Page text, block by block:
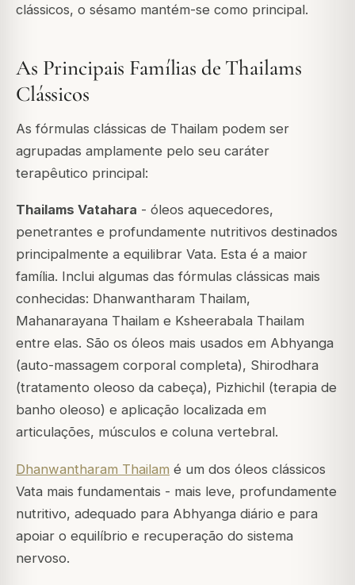
clássicos, o sésamo mantém-se como principal.
As Principais Famílias de Thailams
Clássicos
As fórmulas clássicas de Thailam podem ser
agrupadas amplamente pelo seu caráter
terapêutico principal:
Thailams Vatahara - óleos aquecedores,
penetrantes e profundamente nutritivos destinados
principalmente a equilibrar Vata. Esta é a maior
família. Inclui algumas das fórmulas clássicas mais
conhecidas: Dhanwantharam Thailam,
Mahanarayana Thailam e Ksheerabala Thailam
entre elas. São os óleos mais usados em Abhyanga
(auto-massagem corporal completa), Shirodhara
(tratamento oleoso da cabeça), Pizhichil (terapia de
banho oleoso) e aplicação localizada em
articulações, músculos e coluna vertebral.
Dhanwantharam Thailam é um dos óleos clássicos
Vata mais fundamentais - mais leve, profundamente
nutritivo, adequado para Abhyanga diário e para
apoiar o equilíbrio e recuperação do sistema
nervoso.